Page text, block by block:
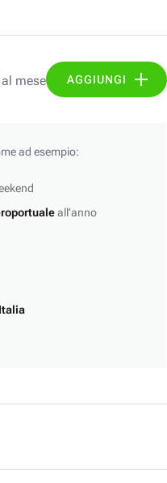
al mese AGGIUNGI
ad esempio:
all’anno